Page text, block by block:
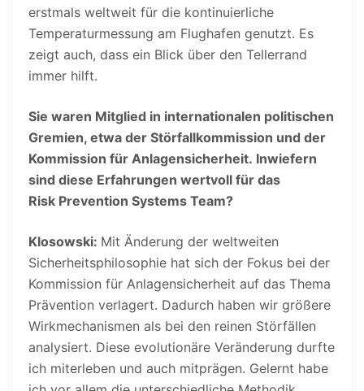
erstmals weltweit für die kontinuierliche
Temperaturmessung am Flughafen genutzt. Es
zeigt auch, dass ein Blick über den Tellerrand
immer hilft.
Sie waren Mitglied in internationalen politischen
Gremien, etwa der Störfallkommission und der
Kommission für Anlagensicherheit. Inwiefern
sind diese Erfahrungen wertvoll für das
Risk Prevention Systems Team?
Klosowski: Mit Änderung der weltweiten
Sicherheitsphilosophie hat sich der Fokus bei der
Kommission für Anlagensicherheit auf das Thema
Prävention verlagert. Dadurch haben wir größere
Wirkmechanismen als bei den reinen Störfällen
analysiert. Diese evolutionäre Veränderung durfte
ich miterleben und auch mitprägen. Gelernt habe